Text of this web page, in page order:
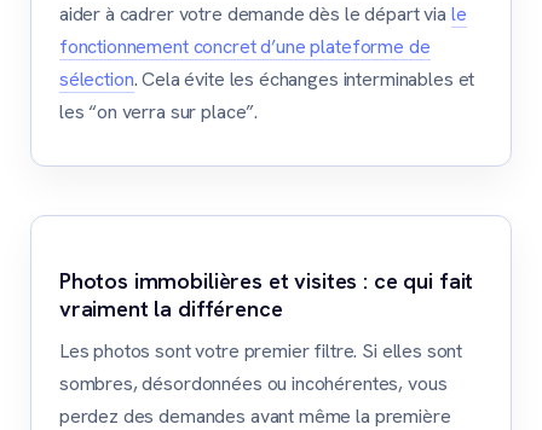
aider à cadrer votre demande dès le départ via le
fonctionnement concret d’une plateforme de
sélection. Cela évite les échanges interminables et
les “on verra sur place”.
Photos immobilières et visites : ce qui fait
vraiment la différence
Les photos sont votre premier filtre. Si elles sont
sombres, désordonnées ou incohérentes, vous
perdez des demandes avant même la première